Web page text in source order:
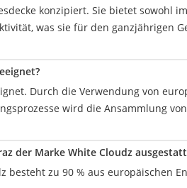
konzipiert. Sie bietet sowohl
was sie für den ganzjährigen
Durch die Verwendung von
wird die Ansammlung
der Marke White Cloudz
besteht zu 90 % aus europäischen